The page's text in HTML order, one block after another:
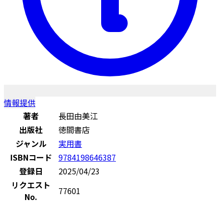
情報提供
著者
長田由美江
出版社
徳間書店
ジャンル
実用書
ISBNコード 9784198646387
登録日
2025/04/23
リクエスト
No.
77601